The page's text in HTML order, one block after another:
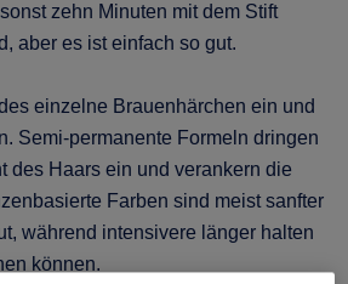
zehn Minuten mit dem Stift
aber es ist einfach so gut.
einzelne Brauenhärchen ein und
Semi-permanente Formeln dringen
des Haars ein und verankern die
Farben sind meist sanfter
während intensivere länger halten
können.